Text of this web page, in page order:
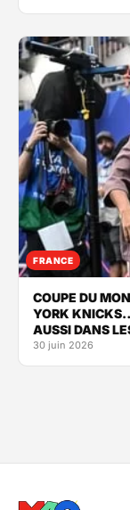
FRANCE
COUPE DU
YORK
AUSSI DANS
30 juin 2026